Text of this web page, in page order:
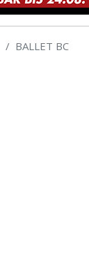
BALLET BC